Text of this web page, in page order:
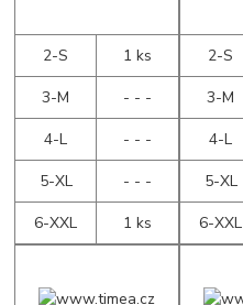
2-S
1 ks
3-M
- - -
4-L
- - -
5-XL
- - -
6-XXL
1 ks
2-S
3-M
4-L
5-XL
6-XXL